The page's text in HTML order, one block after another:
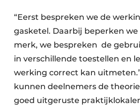
“Eerst bespreken we de
gasketel. Daarbij beperken
merk, we bespreken de
in verschillende toestellen en
werking correct kan
kunnen deelnemers de
goed uitgeruste